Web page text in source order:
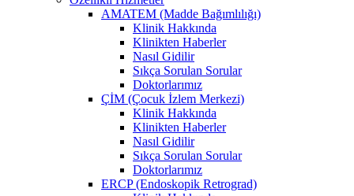
AMATEM (Madde Bağımlılığı)
Klinik Hakkında
Klinikten Haberler
Nasıl Gidilir
Sıkça Sorulan Sorular
Doktorlarımız
ÇİM (Çocuk İzlem Merkezi)
Klinik Hakkında
Klinikten Haberler
Nasıl Gidilir
Sıkça Sorulan Sorular
Doktorlarımız
ERCP (Endoskopik Retrograd)